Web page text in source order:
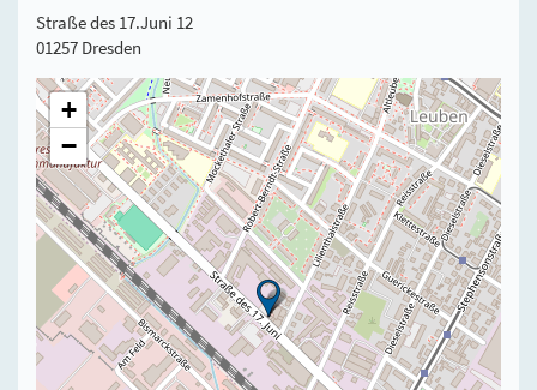
Straße des 17.Juni 12
01257 Dresden
+
−